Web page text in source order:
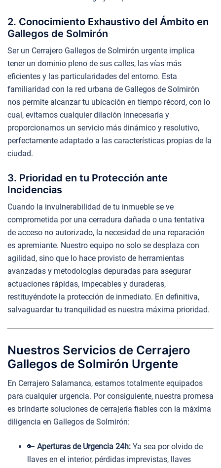
2. Conocimiento Exhaustivo del Ámbito en
Gallegos de Solmirón
Ser un Cerrajero Gallegos de Solmirón urgente implica
tener un dominio pleno de sus calles, las vías más
eficientes y las particularidades del entorno. Esta
familiaridad con la red urbana de Gallegos de Solmirón
nos permite alcanzar tu ubicación en tiempo récord, con lo
cual, evitamos cualquier dilación innecesaria y
proporcionamos un servicio más dinámico y resolutivo,
perfectamente adaptado a las características propias de la
ciudad.
3. Prioridad en tu Protección ante
Incidencias
Cuando la invulnerabilidad de tu inmueble se ve
comprometida por una cerradura dañada o una tentativa
de acceso no autorizado, la necesidad de una reparación
es apremiante. Nuestro equipo no solo se desplaza con
agilidad, sino que lo hace provisto de herramientas
avanzadas y metodologías depuradas para asegurar
actuaciones rápidas, impecables y duraderas,
restituyéndote la protección de inmediato. En definitiva,
salvaguardar tu tranquilidad es nuestra máxima prioridad.
Nuestros Servicios de Cerrajero
Gallegos de Solmirón Urgente
En Cerrajero Salamanca, estamos totalmente equipados
para cualquier urgencia. Por consiguiente, nuestra promesa
es brindarte soluciones de cerrajería fiables con la máxima
diligencia en Gallegos de Solmirón:
🔑 Aperturas de Urgencia 24h: Ya sea por olvido de
llaves en el interior, pérdidas imprevistas, llaves